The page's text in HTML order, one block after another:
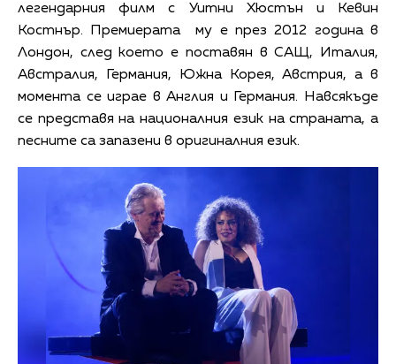
легендарния филм с Уитни Хюстън и Кевин
Костнър. Премиерата му е през 2012 година в
Лондон, след което е поставян в САЩ, Италия,
Австралия, Германия, Южна Корея, Австрия, а в
момента се играе в Англия и Германия. Навсякъде
се представя на националния език на страната, а
песните са запазени в оригиналния език.